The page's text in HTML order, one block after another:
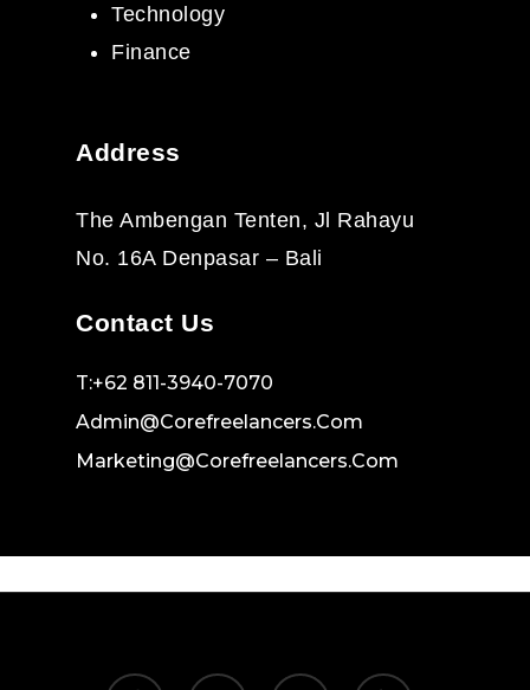
Technology
Finance
Address
The Ambengan Tenten, Jl Rahayu
No. 16A Denpasar – Bali
Contact Us
T:+62 811-3940-7070
Admin@corefreelancers.com
Marketing@corefreelancers.com